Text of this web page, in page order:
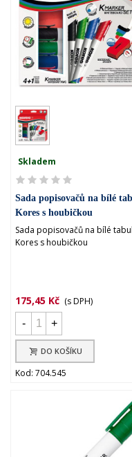
Skladem
Sada popisovačů na bílé
Kores s houbičkou
Sada popisovačů na bílé
Kores s houbičkou
175,45 Kč (s DPH)
-
+
DO KOŠÍKU
Kod: 704.545